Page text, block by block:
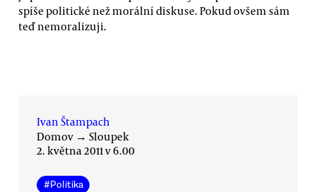
spíše politické než morální diskuse. Pokud ovšem sám
teď nemoralizuji.
Ivan Štampach
Domov → Sloupek
2. května 2011 v 6.00
#Politika